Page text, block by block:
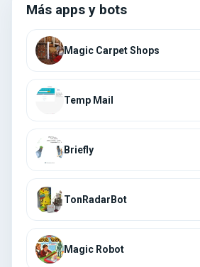
Más apps y bots
Magic Carpet Shops
Temp Mail
Briefly
TonRadarBot
Magic Robot